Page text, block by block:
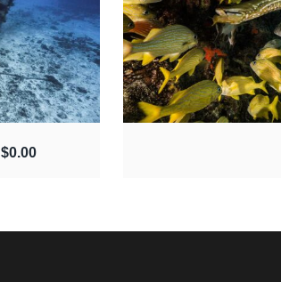
$0.00